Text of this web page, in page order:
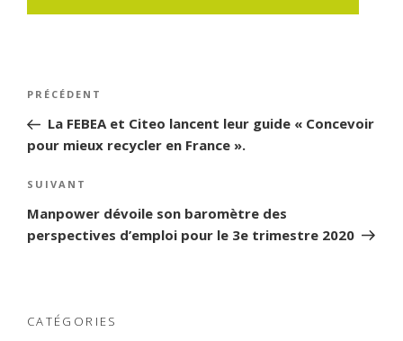
Navigation
l’article
Article
précédent
PRÉCÉDENT
La FEBEA et Citeo lancent leur guide « Concevoir
pour mieux recycler en France ».
Article
suivant
SUIVANT
Manpower dévoile son baromètre des
perspectives d’emploi pour le 3e trimestre 2020
CATÉGORIES